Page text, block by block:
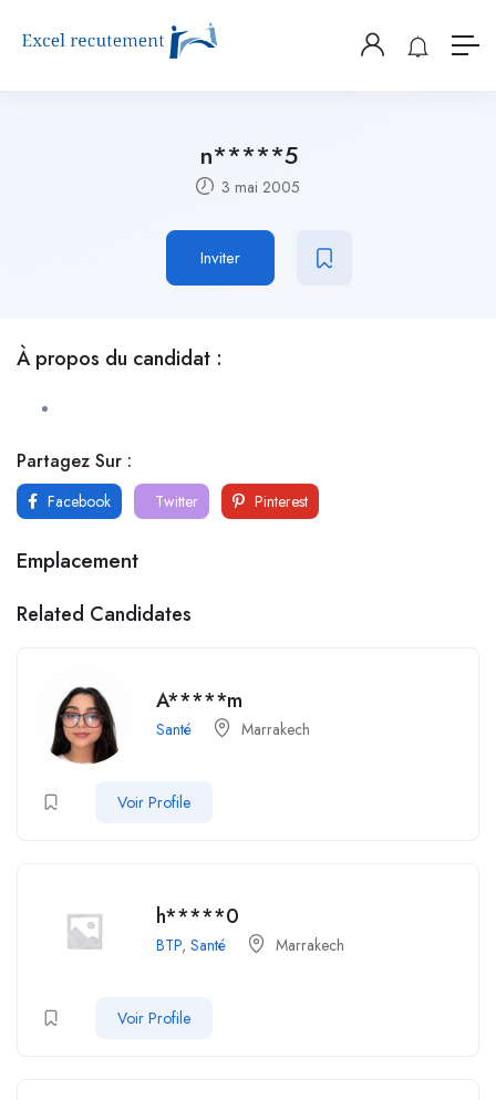
n*****5
3 mai 2005
Inviter
À propos du candidat :
Partagez Sur :
Facebook Twitter Pinterest
Emplacement
Related Candidates
A*****m
Santé Marrakech
Voir Profile
h*****0
BTP, Santé Marrakech
Voir Profile